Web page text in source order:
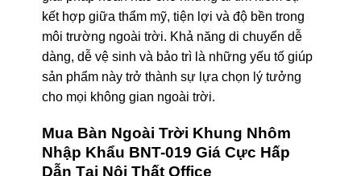
kết hợp giữa thẩm mỹ, tiện lợi và độ bền trong
môi trường ngoài trời. Khả năng di chuyển dễ
dàng, dễ vệ sinh và bảo trì là những yếu tố giúp
sản phẩm này trở thành sự lựa chọn lý tưởng
cho mọi không gian ngoài trời.
Mua Bàn Ngoài Trời Khung Nhôm
Nhập Khẩu BNT-019 Giá Cực Hấp
Dẫn Tại Nội Thất Office